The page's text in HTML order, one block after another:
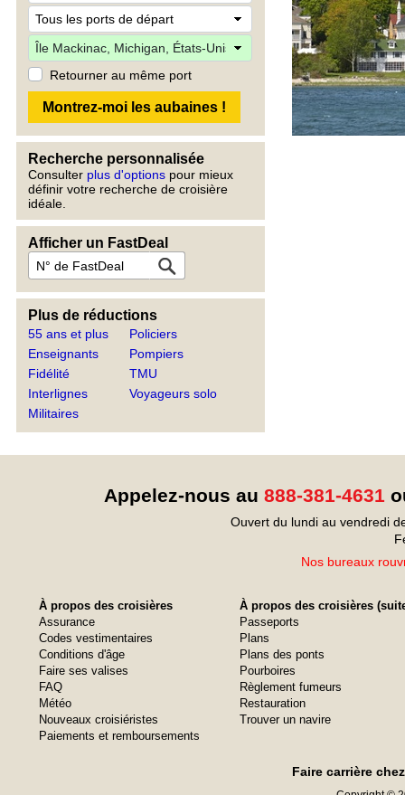
Retourner au même port
Recherche personnalisée
Consulter plus d'options pour mieux
définir votre recherche de croisière
idéale.
Afficher un FastDeal
Plus de réductions
55 ans et plus
Enseignants
Fidélité
Interlignes
Militaires
Policiers
Pompiers
TMU
Voyageurs solo
Appelez-nous au 888-381-4631
Ouvert du lundi au vendredi
Nos bureaux
À propos des croisières
Assurance
Codes vestimentaires
Conditions d'âge
Faire ses valises
FAQ
Météo
Nouveaux croisiéristes
Paiements et remboursements
À propos des croisières
Passeports
Plans
Plans des ponts
Pourboires
Règlement fumeurs
Restauration
Trouver un navire
Faire carrière